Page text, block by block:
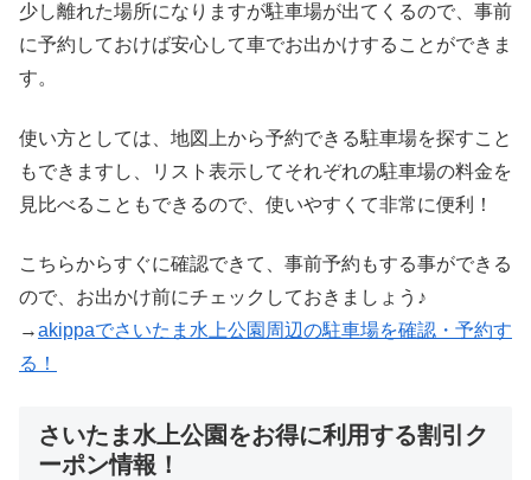
少し離れた場所になりますが駐車場が出てくるので、事前
に予約しておけば安心して車でお出かけすることができま
す。
使い方としては、地図上から予約できる駐車場を探すこと
もできますし、リスト表示してそれぞれの駐車場の料金を
見比べることもできるので、使いやすくて非常に便利！
こちらからすぐに確認できて、事前予約もする事ができる
ので、お出かけ前にチェックしておきましょう♪
→akippaでさいたま水上公園周辺の駐車場を確認・予約す
る！
さいたま水上公園をお得に利用する割引ク
ーポン情報！